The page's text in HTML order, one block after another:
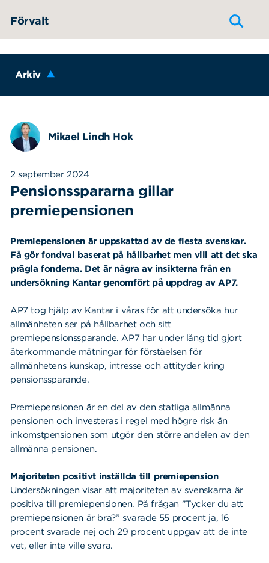
Förvalt
Arkiv
Mikael Lindh Hok
2 september 2024
Pensionsspararna gillar
premiepensionen
Premiepensionen är uppskattad av de flesta svenskar.
Få gör fondval baserat på hållbarhet men vill att det ska
prägla fonderna. Det är några av insikterna från en
undersökning Kantar genomfört på uppdrag av AP7.
AP7 tog hjälp av Kantar i våras för att undersöka hur
allmänheten ser på hållbarhet och sitt
premiepensionssparande. AP7 har under lång tid gjort
återkommande mätningar för förståelsen för
allmänhetens kunskap, intresse och attityder kring
pensionssparande.
Premiepensionen är en del av den statliga allmänna
pensionen och investeras i regel med högre risk än
inkomstpensionen som utgör den större andelen av den
allmänna pensionen.
Majoriteten positivt inställda till premiepension
Undersökningen visar att majoriteten av svenskarna är
positiva till premiepensionen. På frågan ”Tycker du att
premiepensionen är bra?” svarade 55 procent ja, 16
procent svarade nej och 29 procent uppgav att de inte
vet, eller inte ville svara.